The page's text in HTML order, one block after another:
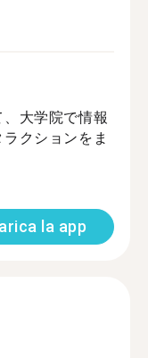
大学院で情報
クションをま
la app